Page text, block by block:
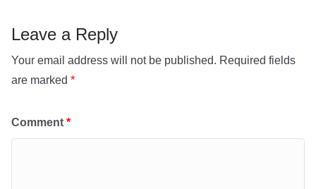
Leave a Reply
Your email address will not be published. Required fields
are marked *
Comment *